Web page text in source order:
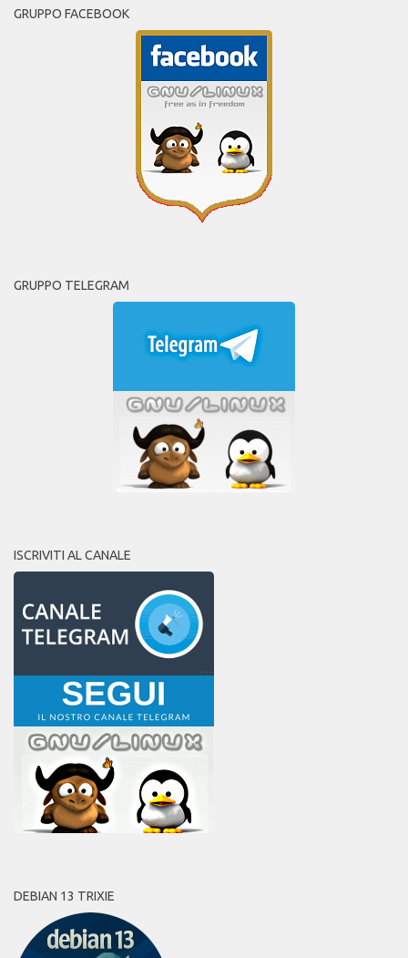
GRUPPO FACEBOOK
GRUPPO TELEGRAM
ISCRIVITI AL CANALE
DEBIAN 13 TRIXIE